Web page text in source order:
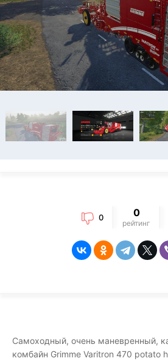
0 0
рейтинг
Самоходный, очень маневренный,
комбайн Grimme Varitron 470 potato